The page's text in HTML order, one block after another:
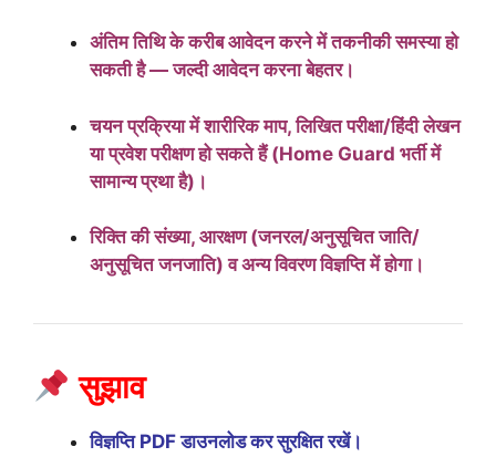
अंतिम तिथि के करीब आवेदन करने में तकनीकी समस्या हो
सकती है — जल्दी आवेदन करना बेहतर।
चयन प्रक्रिया में शारीरिक माप, लिखित परीक्षा/हिंदी लेखन
या प्रवेश परीक्षण हो सकते हैं (Home Guard भर्ती में
सामान्य प्रथा है)।
रिक्ति की संख्या, आरक्षण (जनरल/अनुसूचित जाति/
अनुसूचित जनजाति) व अन्य विवरण विज्ञप्ति में होगा।
सुझाव
विज्ञप्ति PDF डाउनलोड कर सुरक्षित रखें।